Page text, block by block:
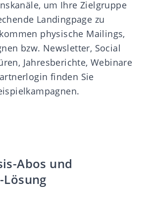
um Ihre Zielgruppe
Landingpage zu
physische Mailings,
bzw. Newsletter, Social
Jahresberichte, Webinare
finden Sie
Abos und